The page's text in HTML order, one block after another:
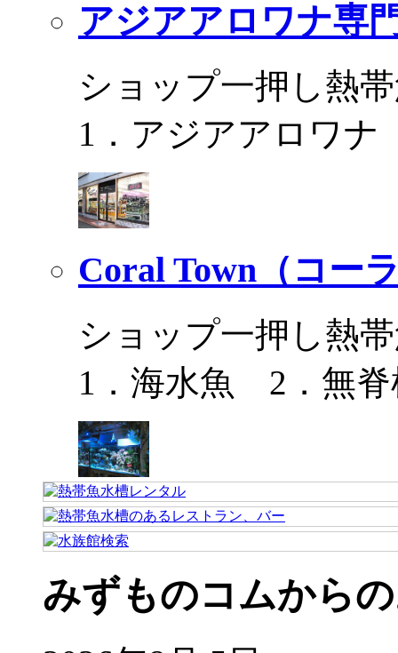
アジアアロワナ専
ショップ一押し熱
1．アジアアロワ
Coral Town（コー
ショップ一押し熱
1．海水魚 2．無脊
みずものコムから